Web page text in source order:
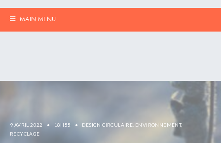
MAIN MENU
9 AVRIL 2022 • 18H55 • DESIGN CIRCULAIRE ENVIRONNEMENT,
RECYCLAGE